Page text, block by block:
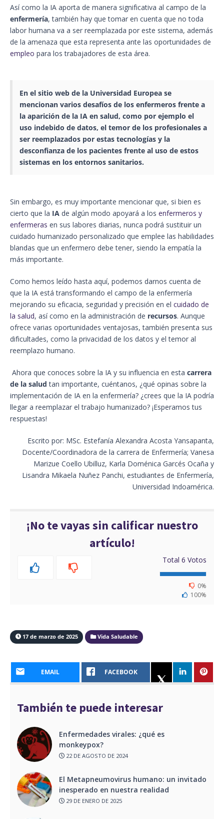
Así como la IA aporta de manera significativa al campo de la
enfermería, también hay que tomar en cuenta que no toda
labor humana va a ser reemplazada por este sistema, además
de la amenaza que esta representa ante las oportunidades de
empleo para los trabajadores de esta área.
En el sitio web de la Universidad Europea se
mencionan varios desafíos de los enfermeros frente a
la aparición de la IA en salud, como por ejemplo el
uso indebido de datos, el temor de los profesionales a
ser reemplazados por estas tecnologías y la
desconfianza de los pacientes frente al uso de estos
sistemas en los entornos sanitarios.
Sin embargo, es muy importante mencionar que, si bien es
cierto que la IA de algún modo apoyará a los enfermeros y
enfermeras en sus labores diarias, nunca podrá sustituir un
cuidado humanizado personalizado que emplee las habilidades
blandas que un enfermero debe tener, siendo la empatía la
más importante.
Como hemos leído hasta aquí, podemos darnos cuenta de
que la IA está transformando el campo de la enfermería
mejorando su eficacia, seguridad y precisión en el cuidado de
la salud, así como en la administración de recursos. Aunque
ofrece varias oportunidades ventajosas, también presenta sus
dificultades, como la privacidad de los datos y el temor al
reemplazo humano.
Ahora que conoces sobre la IA y su influencia en esta carrera
de la salud tan importante, cuéntanos, ¿qué opinas sobre la
implementación de IA en la enfermería? ¿crees que la IA podría
llegar a reemplazar el trabajo humanizado? ¡Esperamos tus
respuestas!
Escrito por: MSc. Estefanía Alexandra Acosta Yansapanta,
Docente/Coordinadora de la carrera de Enfermería; Vanesa
Marizue Coello Ubilluz, Karla Doménica Garcés Ocaña y
Lisandra Mikaela Nuñez Panchi, estudiantes de Enfermería,
Universidad Indoamérica.
¡No te vayas sin calificar nuestro
artículo!
Total 6 Votos
0%
100%
17 de marzo de 2025 Vida Saludable
EMAIL FACEBOOK
También te puede interesar
Enfermedades virales: ¿qué es
monkeypox?
22 DE AGOSTO DE 2024
El Metapneumovirus humano: un invitado
inesperado en nuestra realidad
29 DE ENERO DE 2025